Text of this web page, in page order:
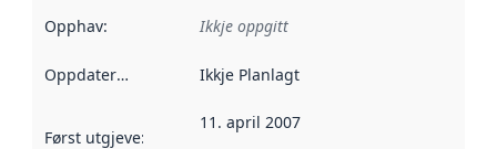
Opphav: Ikkje oppgitt
Oppdateringsfrekvens :
Ikkje Planlagt
Først utgjeve: Denne datoen seier når dataa i dette
11. april 2007